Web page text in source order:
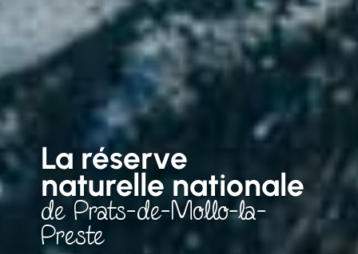
La réserve
naturelle nationale
de Prats-de-Mollo-la-
Preste